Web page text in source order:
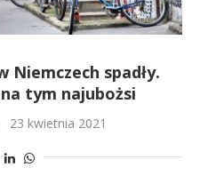
Niemczech spadły.
tym najubożsi
23 kwietnia 2021